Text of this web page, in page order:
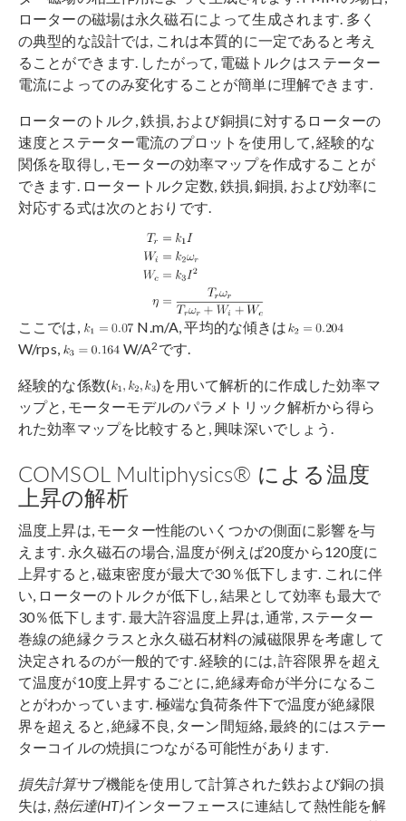
ローターの磁場は永久磁石によって生成されます. 多く
の典型的な設計では, これは本質的に一定であると考え
ることができます. したがって, 電磁トルクはステーター
電流によってのみ変化することが簡単に理解できます.
ローターのトルク, 鉄損, および銅損に対するローターの
速度とステーター電流のプロットを使用して, 経験的な
関係を取得し, モーターの効率マップを作成することが
できます. ロータートルク定数, 鉄損, 銅損, および効率に
対応する式は次のとおりです.
ここでは,
N.m/A, 平均的な傾きは
W/rps,
W/A2 です.
経験的な係数(
)を用いて解析的に作成した効率マ
ップと, モーターモデルのパラメトリック解析から得ら
れた効率マップを比較すると, 興味深いでしょう.
COMSOL Multiphysics® による温度
上昇の解析
温度上昇は, モーター性能のいくつかの側面に影響を与
えます. 永久磁石の場合, 温度が例えば20度から120度に
上昇すると, 磁束密度が最大で30％低下します. これに伴
い, ローターのトルクが低下し, 結果として効率も最大で
30％低下します. 最大許容温度上昇は, 通常, ステーター
巻線の絶縁クラスと永久磁石材料の減磁限界を考慮して
決定されるのが一般的です. 経験的には, 許容限界を超え
て温度が10度上昇するごとに, 絶縁寿命が半分になるこ
とがわかっています. 極端な負荷条件下で温度が絶縁限
界を超えると, 絶縁不良, ターン間短絡, 最終的にはステー
ターコイルの焼損につながる可能性があります.
損失計算サブ機能を使用して計算された鉄および銅の損
失は, 熱伝達(HT)インターフェースに連結して熱性能を解